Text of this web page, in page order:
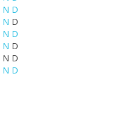
N D
N D
N D
N D
N D
N D